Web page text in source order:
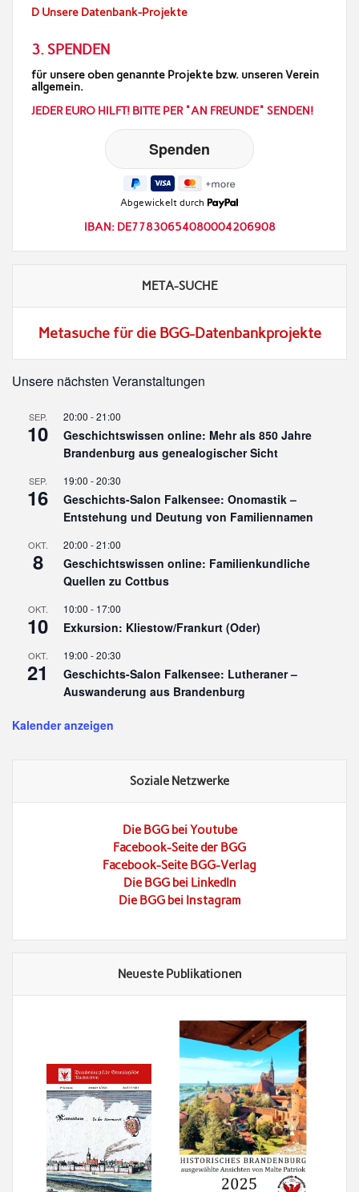
D Unsere Datenbank-Projekte
3. SPENDEN
für unsere oben genannte Projekte bzw. unseren Verein
allgemein.
JEDER EURO HILFT! BITTE PER "AN FREUNDE" SENDEN!
Abgewickelt durch
IBAN: DE77830654080004206908
META-SUCHE
Metasuche für die BGG-Datenbankprojekte
Unsere nächsten Veranstaltungen
SEP.
10
20:00 -21:00
Geschichtswissen online: Mehr als 850 Jahre
Brandenburg aus genealogischer Sicht
SEP.
16
19:00 -20:30
Geschichts-Salon Falkensee: Onomastik –
Entstehung und Deutung von Familiennamen
OKT.
8
20:00 -21:00
Geschichtswissen online: Familienkundliche
Quellen zu Cottbus
OKT.
10
10:00 - 17:00
Exkursion: Kliestow/Frankurt (Oder)
OKT.
21
19:00 -20:30
Geschichts-Salon Falkensee: Lutheraner –
Auswanderung aus Brandenburg
Kalender anzeigen
Soziale Netzwerke
Die BGG bei Youtube
Facebook-Seite der BGG
Facebook-Seite BGG-Verlag
Die BGG bei LinkedIn
Die BGG bei Instagram
Neueste Publikationen